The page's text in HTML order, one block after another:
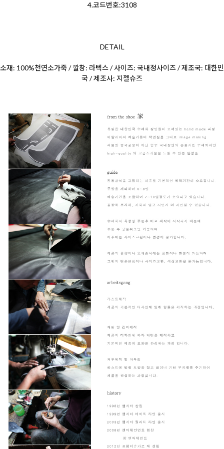
4.코드번호:3108
DETAIL
소재: 100%천연소가죽 / 깔창: 라텍스 / 사이즈: 국내정사이즈 / 제조국: 대한민
국 / 제조사: 지젤슈즈